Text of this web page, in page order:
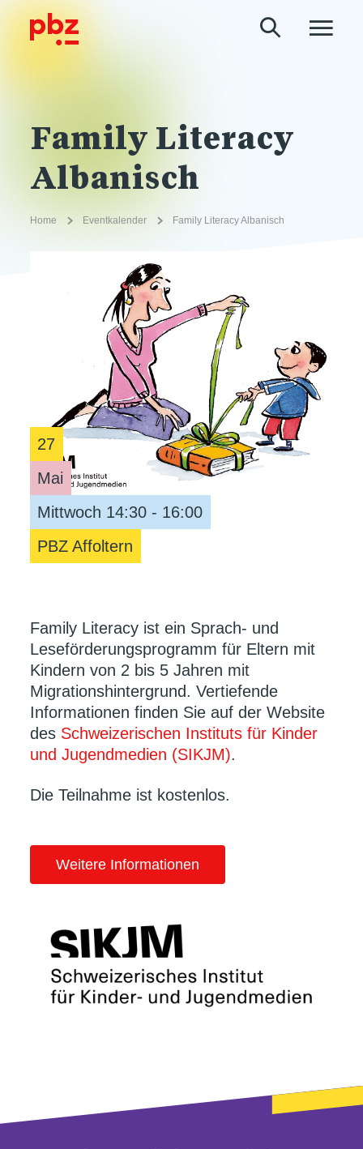
Family Literacy
Albanisch
Home Eventkalender Family Literacy Albanisch
27
Mai
Mittwoch 14:30 - 16:00
PBZ Affoltern
Family Literacy ist ein Sprach- und
Leseförderungsprogramm für Eltern mit
Kindern von 2 bis 5 Jahren mit
Migrationshintergrund. Vertiefende
Informationen finden Sie auf der Website
des Schweizerischen Instituts für Kinder
und Jugendmedien (SIKJM).
Die Teilnahme ist kostenlos.
Weitere Informationen